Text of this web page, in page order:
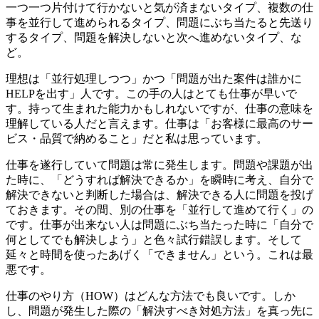
一つ一つ片付けて行かないと気が済まないタイプ、複数の仕
事を並行して進められるタイプ、問題にぶち当たると先送り
するタイプ、問題を解決しないと次へ進めないタイプ、な
ど。
理想は「並行処理しつつ」かつ「問題が出た案件は誰かに
HELPを出す」人です。この手の人はとても仕事が早いで
す。持って生まれた能力かもしれないですが、仕事の意味を
理解している人だと言えます。仕事は「お客様に最高のサー
ビス・品質で納めること」だと私は思っています。
仕事を遂行していて問題は常に発生します。問題や課題が出
た時に、「どうすれば解決できるか」を瞬時に考え、自分で
解決できないと判断した場合は、解決できる人に問題を投げ
ておきます。その間、別の仕事を「並行して進めて行く」の
です。仕事が出来ない人は問題にぶち当たった時に「自分で
何としてでも解決しよう」と色々試行錯誤します。そして
延々と時間を使ったあげく「できません」という。これは最
悪です。
仕事のやり方（HOW）はどんな方法でも良いです。しか
し、問題が発生した際の「解決すべき対処方法」を真っ先に